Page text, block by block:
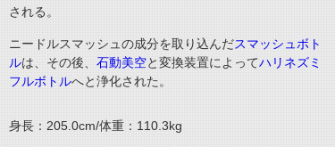
される。
ニードルスマッシュの成分を取り込んだスマッシュボト
ルは、その後、 石動美空と変換装置によってハリネズミ
フルボトルへと浄化された。
身長：205.0cm/体重：110.3kg